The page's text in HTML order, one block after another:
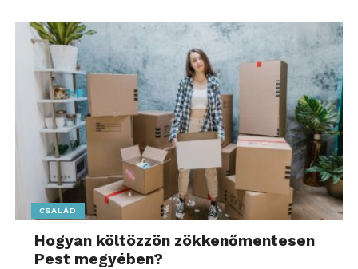
CSALÁD
Hogyan költözzön zökkenőmentesen
Pest megyében?